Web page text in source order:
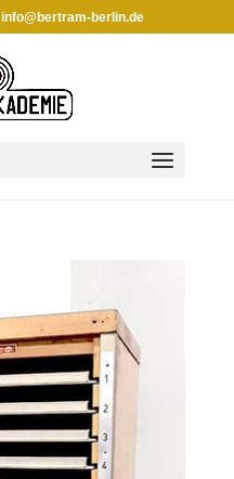
info@bertram-berlin.de